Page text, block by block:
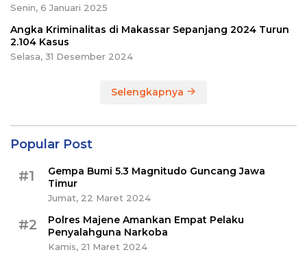
Senin, 6 Januari 2025
Angka Kriminalitas di Makassar Sepanjang 2024 Turun
2.104 Kasus
Selasa, 31 Desember 2024
Selengkapnya
Popular Post
#1
Gempa Bumi 5.3 Magnitudo Guncang Jawa
Timur
Jumat, 22 Maret 2024
#2
Polres Majene Amankan Empat Pelaku
Penyalahguna Narkoba
Kamis, 21 Maret 2024